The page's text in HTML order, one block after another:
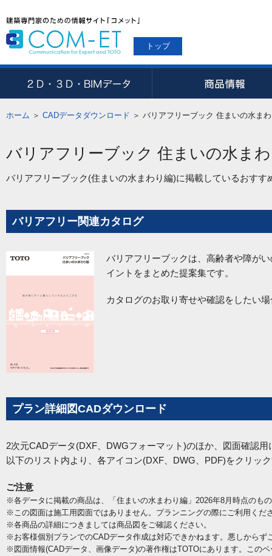
トップ
ホーム ＞ CADデータダウンロード ＞ バリアフリーブック 住まいの水ま
バリアフリーブック 住まいの水ま
バリアフリーブック(住まいの水まわり編)に掲載しているおす
バリアフリー関連カタログ
バリアフリーブックは、高齢者や障が
イントをまとめた提案集です。
カタログのお取り寄せや確認をしたい
プラン詳細図CADダウンロード
2次元CADデータ(DXF、DWGフォーマット)のほか、図面確認
以下のリスト内より、各アイコン(DXF、DWG、PDF)をクリッ
ご注意
※各データに掲載の商品は、「住まいの水まわり編」2026年8月時点のも
※この図面は施工用図面ではありません。プランニングの際にご利用くだ
※各商品の詳細につきましては商品図をご確認ください。
※お客様個別プランでのCADデータ作成は対応できかねます。悪しからず
※図面情報(CADデータ、画像データ)の著作権はTOTOにあります。この